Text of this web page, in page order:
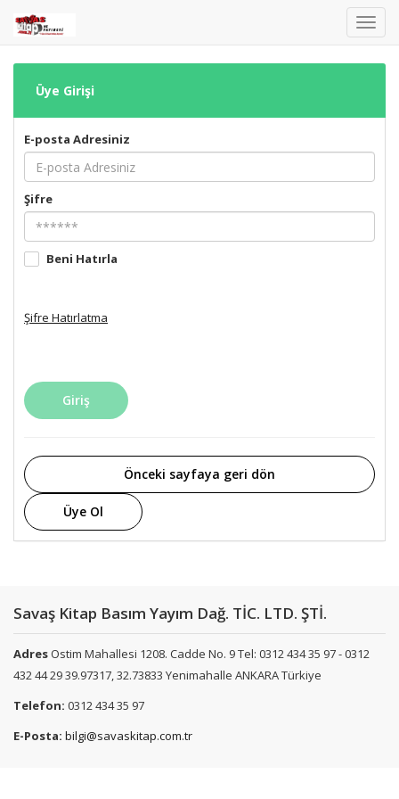
Üye Girişi
E-posta Adresiniz
Şifre
Beni Hatırla
Şifre Hatırlatma
Giriş
Önceki sayfaya geri dön
Üye Ol
Savaş Kitap Basım Yayım Dağ. TİC. LTD. ŞTİ.
AdresOstim Mahallesi 1208. Cadde No. 9 Tel: 0312 434 35 97 - 0312
432 44 29 39.97317, 32.73833 Yenimahalle ANKARA Türkiye
Telefon: 0312 434 35 97
E-Posta: bilgi@savaskitap.com.tr